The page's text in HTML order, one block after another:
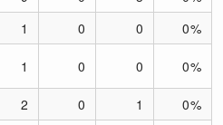
1 0 0
0%
1 0 0 0%
2 0 1
0%